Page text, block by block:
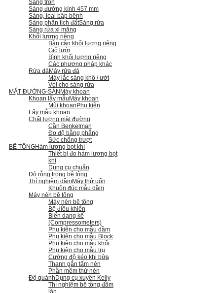
Sàng tròn
Sàng đường kính 457 mm
Sàng, loại bập bênh
Sàng phân tích đấtSàng rửa
Sàng rửa xi măng
Khối lượng riêng
Bàn cân khối lượng riêng
Giỏ lưới
Bình khối lượng riêng
Các phương pháp khác
Rửa đáMáy rửa đá
Máy lắc sàng khô / ướt
Vòi cho sàng rửa
MẶT ĐƯỜNG-SÀN Máy khoan
Khoan lấy mẫu Máy khoan
Mũi khoan Phụ kiện
Lấy mẫu khoan
Chất lượng mặt đường
Cần Benkelman
Đo độ bằng phẳng
Sức chống trượt
BÊ TÔNGHàm lượng bọt khí
Thiết bị đo hàm lượng bọt
khí
Dụng cụ chuẩn
Độ rỗng trong bê tông
Thí nghiệm dầmMáy thử uốn
Khuôn đúc mẫu dầm
Máy nén bê tông
Máy nén bê tông
Bộ điều khiển
Biến dạng kế
(Compressometers)
Phụ kiện cho mẫu dầm
Phụ kiện cho mẫu Block
Phụ kiện cho mẫu khối
Phụ kiện cho mẫu trụ
Cường độ kéo khi bửa
Thanh gắn tấm nén
Phần mềm thử nén
Độ quánh Dụng cụ xuyên Kelly
Thí nghiệm bê tông đầm